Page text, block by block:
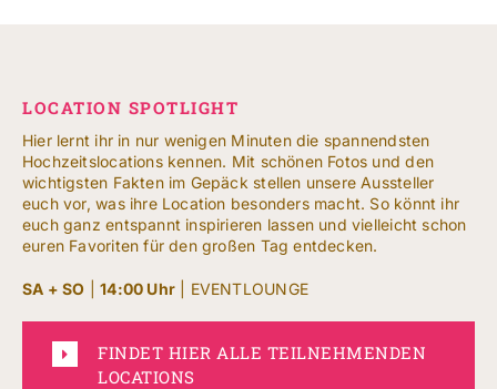
LOCATION SPOTLIGHT
Hier lernt ihr in nur wenigen Minuten die spannendsten
Hochzeitslocations kennen. Mit schönen Fotos und den
wichtigsten Fakten im Gepäck stellen unsere Aussteller
euch vor, was ihre Location besonders macht. So könnt ihr
euch ganz entspannt inspirieren lassen und vielleicht schon
euren Favoriten für den großen Tag entdecken.
SA + SO |14:00 Uhr | EVENTLOUNGE
FINDET HIER ALLE TEILNEHMENDEN
LOCATIONS